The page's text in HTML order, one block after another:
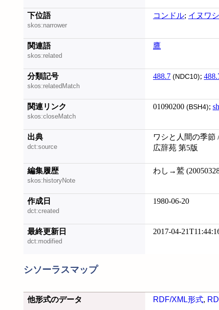
下位語
skos:narrower
コンドル; イヌワシ
関連語
skos:related
鷹
分類記号
skos:relatedMatch
488.7 (NDC10);
関連リンク
skos:closeMatch
01090200 (BSH4);
出典
dct:source
ワシと人間の季節
広辞苑 第5版
編集履歴
skos:historyNote
わし→鷲
作成日
dct:created
1980-06-20
最終更新日
dct:modified
2017-04-
シソーラスマップ
他形式のデータ RDF/XML形式,